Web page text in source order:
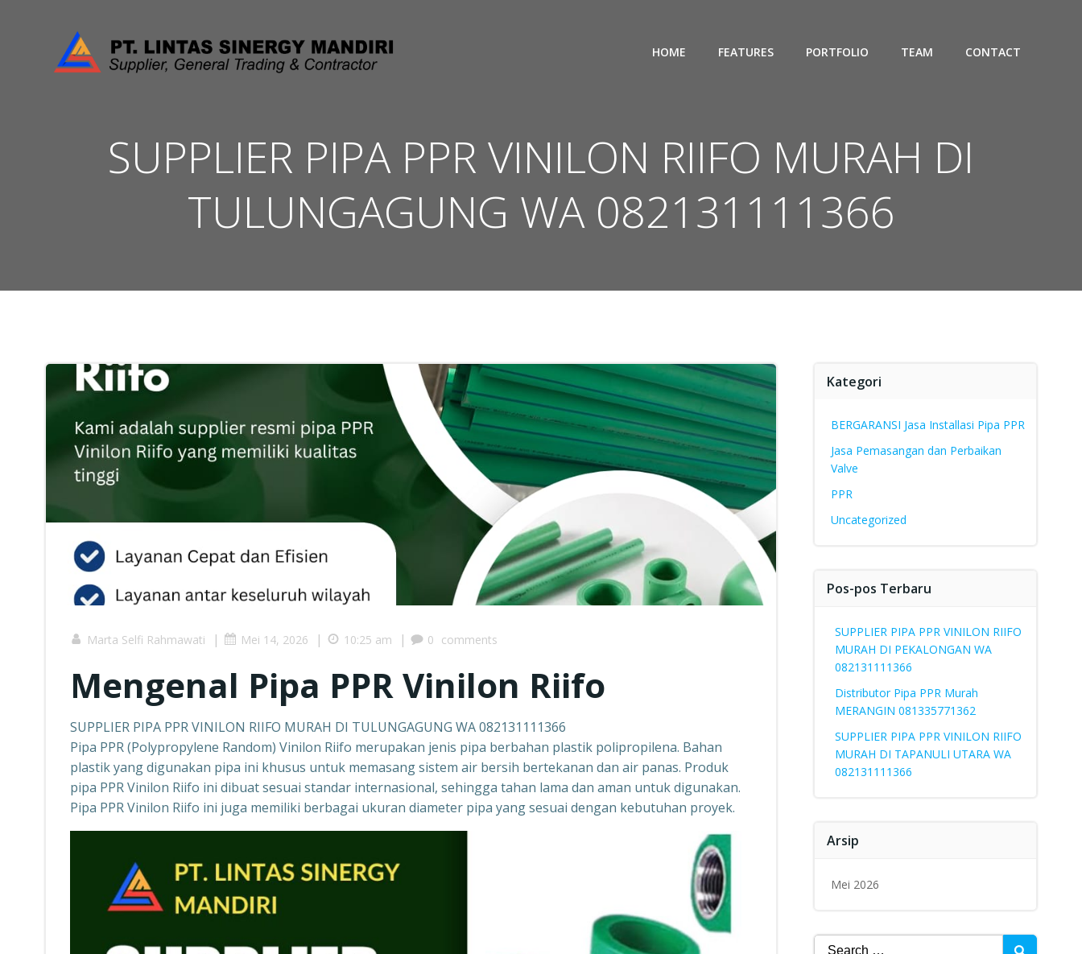
HOME FEATURES PORTFOLIO TEAM CONTACT
SUPPLIER PIPA PPR VINILON RIIFO MURAH DI
TULUNGAGUNG WA 082131111366
Marta Selfi Rahmawati | Mei 14, 2026 | 10:25 am | 0 comments
Mengenal Pipa PPR Vinilon Riifo
SUPPLIER PIPA PPR VINILON RIIFO MURAH DI TULUNGAGUNG WA 082131111366
Pipa PPR (Polypropylene Random) Vinilon Riifo merupakan jenis pipa berbahan plastik polipropilena. Bahan
plastik yang digunakan pipa ini khusus untuk memasang sistem air bersih bertekanan dan air panas. Produk
pipa PPR Vinilon Riifo ini dibuat sesuai standar internasional, sehingga tahan lama dan aman untuk digunakan.
Pipa PPR Vinilon Riifo ini juga memiliki berbagai ukuran diameter pipa yang sesuai dengan kebutuhan proyek.
Kategori
BERGARANSI Jasa Installasi Pipa PPR
Jasa Pemasangan dan Perbaikan
Valve
PPR
Uncategorized
Pos-pos Terbaru
SUPPLIER PIPA PPR VINILON RIIFO
MURAH DI PEKALONGAN WA
082131111366
Distributor Pipa PPR Murah
MERANGIN 081335771362
SUPPLIER PIPA PPR VINILON RIIFO
MURAH DI TAPANULI UTARA WA
082131111366
Arsip
Mei 2026
Search